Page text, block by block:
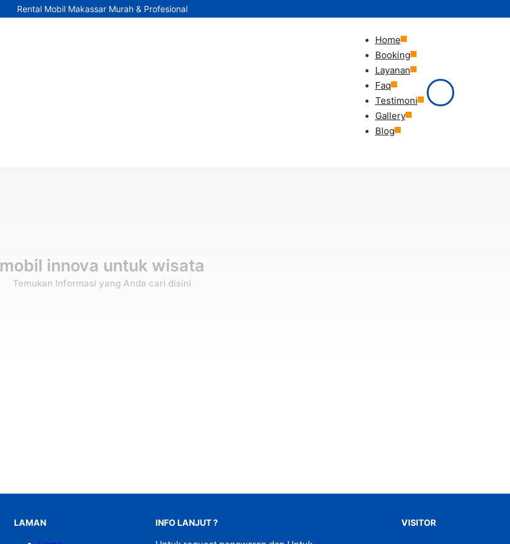
Rental Mobil Makassar Murah & Profesional
Home
Booking
Layanan
Faq
Testimoni
Gallery
Blog
mobil innova untuk wisata
Temukan Informasi yang Anda cari disini
LAMAN INFO LANJUT ? VISITOR